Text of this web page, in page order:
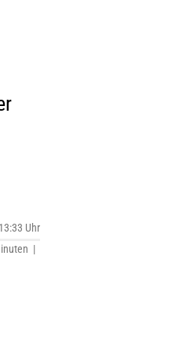
Uhr
|